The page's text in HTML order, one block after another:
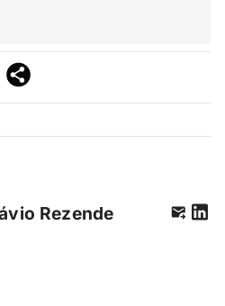
Rezende